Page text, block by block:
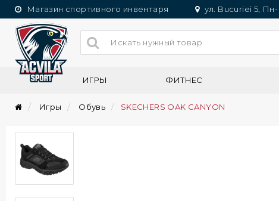
Магазин спортивного инвентаря ул. Bucuriei 5,
ИГРЫ ФИТНЕС
Игры Обувь SKECHERS OAK CANYON